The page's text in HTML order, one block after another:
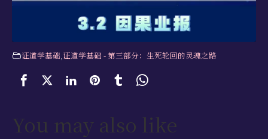
学习资源
书籍目录
视频资源
文献档案
最新活动
证道学基础 证道学基础 - 第三部分：生死轮回的灵魂之路
You may also like